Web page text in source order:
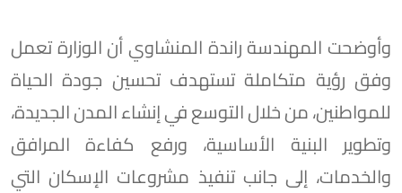
وأوضحت المهندسة راندة المنشاوي أن الوزارة تعمل
وفق رؤية متكاملة تستهدف تحسين جودة الحياة
للمواطنين، من خلال التوسع في إنشاء المدن الجديدة،
وتطوير البنية الأساسية، ورفع كفاءة المرافق
والخدمات، إلى جانب تنفيذ مشروعات الإسكان التي